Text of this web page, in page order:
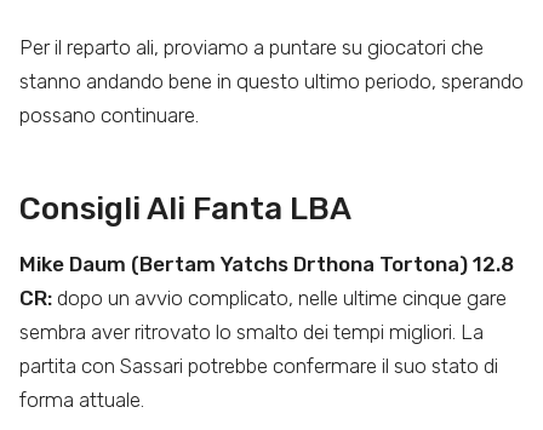
Per il reparto ali, proviamo a puntare su giocatori che
stanno andando bene in questo ultimo periodo, sperando
possano continuare.
Consigli Ali Fanta LBA
Mike Daum (Bertam Yatchs Drthona Tortona) 12.8
CR: dopo un avvio complicato, nelle ultime cinque gare
sembra aver ritrovato lo smalto dei tempi migliori. La
partita con Sassari potrebbe confermare il suo stato di
forma attuale.